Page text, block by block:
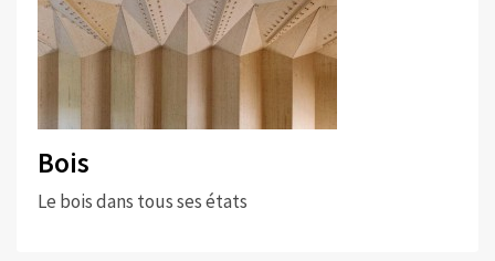
Bois
Le bois dans tous ses états